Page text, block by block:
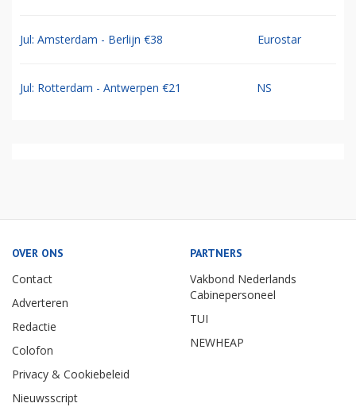
Jul: Amsterdam - Berlijn €38 Eurostar
Jul: Rotterdam - Antwerpen €21 NS
OVER ONS
Contact
Adverteren
Redactie
Colofon
Privacy & Cookiebeleid
Nieuwsscript
PARTNERS
Vakbond Nederlands
Cabinepersoneel
TUI
NEWHEAP